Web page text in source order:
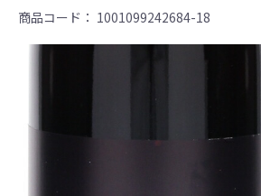
商品コード： 1001099242684-18